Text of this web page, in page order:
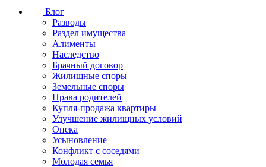
Блог
Разводы
Раздел имущества
Алименты
Наследство
Брачный договор
Жилищные споры
Земельные споры
Права родителей
Купля-продажа квартиры
Улучшение жилищных условий
Опека
Усыновление
Конфликт с соседями
Молодая семья